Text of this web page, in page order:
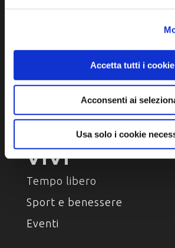
Accetta tutti i cookie
Acconsenti ai
Usa solo i cookie
ASSAPORA
Luoghi del gusto
Prodotti Enogastronomici
VIVI
Tempo libero
Sport e benessere
Eventi